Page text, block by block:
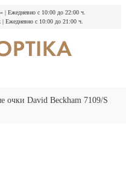
| Ежедневно с 10:00 до 22:00 ч.
| Ежедневно с 10:00 до 21:00 ч.
очки David Beckham 7109/S